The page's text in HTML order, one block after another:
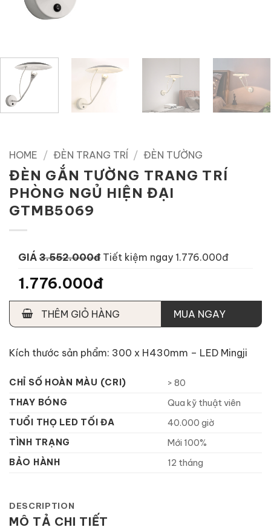
HOME / ĐÈN TRANG TRÍ / ĐÈN TƯỜNG
ĐÈN GẮN TƯỜNG TRANG TRÍ
PHÒNG NGỦ HIỆN ĐẠI
GTMB5069
GIÁ 3.552.000đ Tiết kiệm ngay 1.776.000đ
1.776.000đ
THÊM GIỎ HÀNG MUA NGAY
Kích thước sản phẩm: 300 x H430mm – LED Mingji
CHỈ SỐ HOÀN MÀU (CRI)
> 80
THAY BÓNG
Qua kỹ thuật viên
TUỔI THỌ LED TỐI ĐA
40.000 giờ
TÌNH TRẠNG
Mới 100%
BẢO HÀNH
12 tháng
DESCRIPTION
MÔ TẢ CHI TIẾT